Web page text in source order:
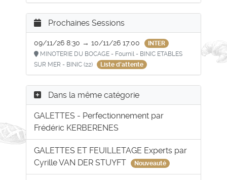
Prochaines Sessions
09/11/26 8:30 → 10/11/26 17:00
INTER
MINOTERIE DU BOCAGE - Fournil - BINIC ETABLES
SUR MER - BINIC (22)
Liste d'attente
Dans la même catégorie
GALETTES - Perfectionnement par
Frédéric KERBERENES
GALETTES ET FEUILLETAGE Experts par
Cyrille VAN DER STUYFT
Nouveauté